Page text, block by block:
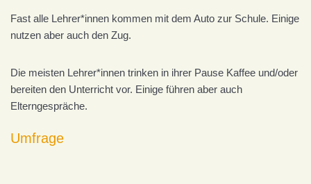
Fast alle Lehrer*innen kommen mit dem Auto zur Schule. Einige
nutzen aber auch den Zug.
Die meisten Lehrer*innen trinken in ihrer Pause Kaffee und/oder
bereiten den Unterricht vor. Einige führen aber auch
Elterngespräche.
Umfrage